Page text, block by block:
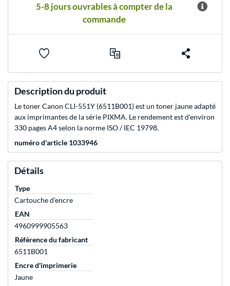
5-8 jours ouvrables à compter de la
commande
Description du produit
Le toner Canon CLI-551Y (6511B001) est un toner jaune adapté
aux imprimantes de la série PIXMA. Le rendement est d'environ
330 pages A4 selon la norme ISO / IEC 19798.
numéro d'article 1033946
Détails
Type
Cartouche d’encre
EAN
4960999905563
Référence du fabricant
6511B001
Encre d'imprimerie
Jaune